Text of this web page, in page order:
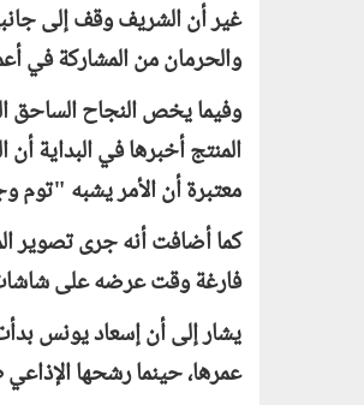
غير أن الشريف وقف إلى
والحرمان من المشاركة في
وفيما يخص النجاح الساحق
المنتج أخبرها في البداية
معتبرة أن الأمر يشبه "توم
فارغة وقت عرضه على شاشات
عمرها، حينما رشحها